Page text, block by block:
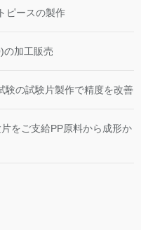
ピースの製作
の加工販売
験の試験片製作で精度を改善
をご支給PP原料から成形か